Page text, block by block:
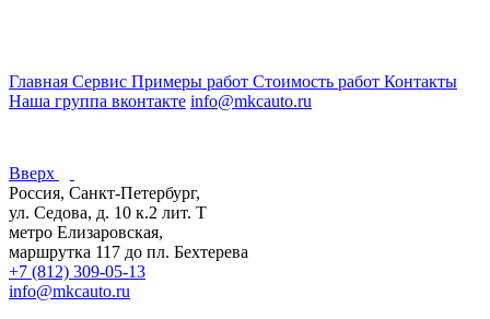
Главная Сервис Примеры работ Стоимость работ Контакты
Наша группа вконтакте info@mkcauto.ru
Вверх
Россия, Санкт-Петербург,
ул. Седова, д. 10 к.2 лит. Т
метро Елизаровская,
маршрутка 117 до пл. Бехтерева
+7 (812) 309-05-13
info@mkcauto.ru